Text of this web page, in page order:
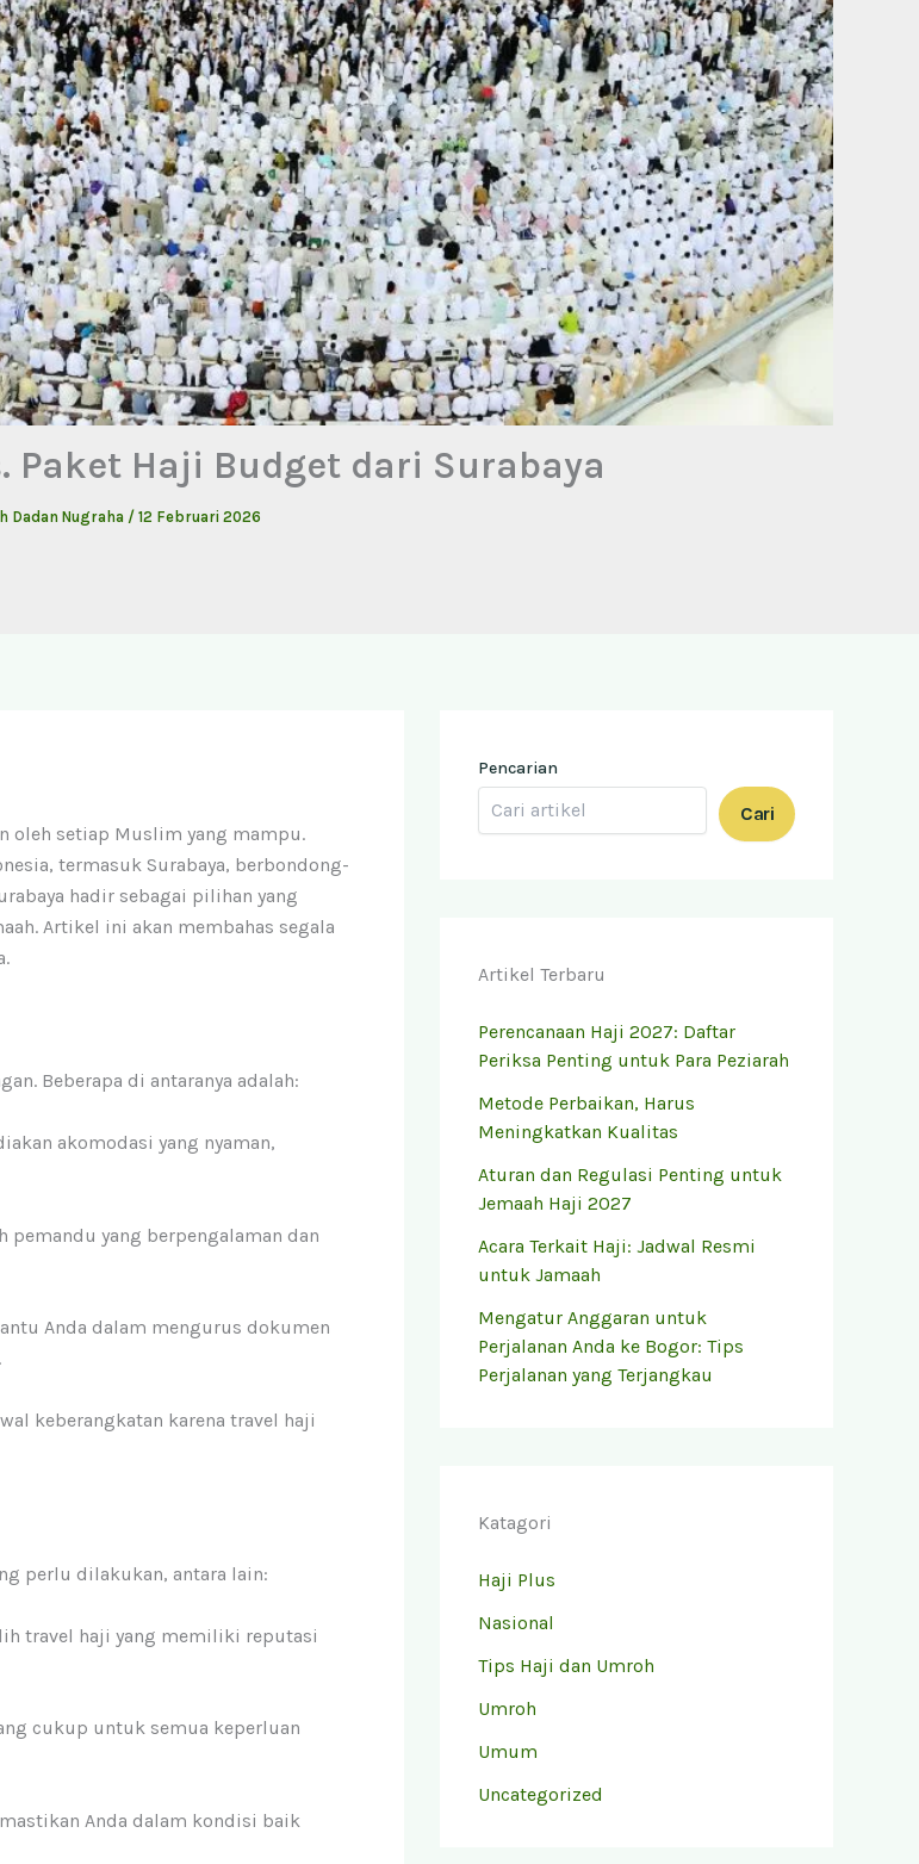
Paket Haji Budget dari Surabaya
Dadan Nugraha / 12 Februari 2026
oleh setiap Muslim yang mampu.
termasuk Surabaya, berbondong-
hadir sebagai pilihan yang
Artikel ini akan membahas segala
Beberapa di antaranya adalah:
akomodasi yang nyaman,
pemandu yang berpengalaman dan
Anda dalam mengurus dokumen
keberangkatan karena travel haji
perlu dilakukan, antara lain:
travel haji yang memiliki reputasi
cukup untuk semua keperluan
Anda dalam kondisi baik
Pencarian
Cari
Artikel Terbaru
Perencanaan Haji 2027: Daftar
Periksa Penting untuk Para Peziarah
Metode Perbaikan, Harus
Meningkatkan Kualitas
Aturan dan Regulasi Penting untuk
Jemaah Haji 2027
Acara Terkait Haji: Jadwal Resmi
untuk Jamaah
Mengatur Anggaran untuk
Perjalanan Anda ke Bogor: Tips
Perjalanan yang Terjangkau
Katagori
Haji Plus
Nasional
Tips Haji dan Umroh
Umroh
Umum
Uncategorized